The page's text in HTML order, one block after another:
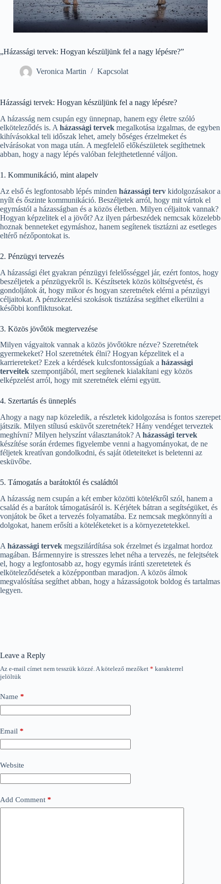
„Házassági tervek: Hogyan készüljünk fel a nagy lépésre?”
Veronica Martin Kapcsolat
Házassági tervek: Hogyan készüljünk fel a nagy lépésre?
A házasság nem csupán egy ünnepnap, hanem egy életre szóló
elköteleződés is. A házassági tervek megalkotása izgalmas, de egyben
kihívásokkal teli időszak lehet, amely bőséges érzelmeket és
elvárásokat von maga után. A megfelelő előkészületek segíthetnek
abban, hogy a nagy lépés valóban felejthetetlenné váljon.
1. Kommunikáció, mint alapelv
Az első és legfontosabb lépés minden házassági terv kidolgozásakor a
nyílt és őszinte kommunikáció. Beszéljetek arról, hogy mit vártok el
egymástól a házasságban és a közös életben. Milyen céljaitok vannak?
Hogyan képzelitek el a jövőt? Az ilyen párbeszédek nemcsak közelebb
hoznak benneteket egymáshoz, hanem segítenek tisztázni az esetleges
eltérő nézőpontokat is.
2. Pénzügyi tervezés
A házassági élet gyakran pénzügyi felelősséggel jár, ezért fontos, hogy
beszéljetek a pénzügyekről is. Készítsetek közös költségvetést, és
gondoljátok át, hogy mikor és hogyan szeretnétek elérni a pénzügyi
céljaitokat. A pénzkezelési szokások tisztázása segíthet elkerülni a
későbbi konfliktusokat.
3. Közös jövőtök megtervezése
Milyen vágyaitok vannak a közös jövőtökre nézve? Szeretnétek
gyermekeket? Hol szeretnétek élni? Hogyan képzelitek el a
karriereteket? Ezek a kérdések kulcsfontosságúak a házassági
terveitek szempontjából, mert segítenek kialakítani egy közös
elképzelést arról, hogy mit szeretnétek elérni együtt.
4. Szertartás és ünneplés
Ahogy a nagy nap közeledik, a részletek kidolgozása is fontos szerepet
játszik. Milyen stílusú esküvőt szeretnétek? Hány vendéget terveztek
meghívni? Milyen helyszínt választanátok? A házassági tervek
készítése során érdemes figyelembe venni a hagyományokat, de ne
féljetek kreatívan gondolkodni, és saját ötleteiteket is beletenni az
esküvőbe.
5. Támogatás a barátoktól és családtól
A házasság nem csupán a két ember közötti kötelékről szól, hanem a
család és a barátok támogatásáról is. Kérjétek bátran a segítségüket, és
vonjátok be őket a tervezés folyamatába. Ez nemcsak megkönnyíti a
dolgokat, hanem erősíti a köteléketeket is a környezetetekkel.
A házassági tervek megszilárdítása sok érzelmet és izgalmat hordoz
magában. Bármennyire is stresszes lehet néha a tervezés, ne felejtsétek
el, hogy a legfontosabb az, hogy egymás iránti szeretetetek és
elköteleződésetek a középpontban maradjon. A közös álmok
megvalósítása segíthet abban, hogy a házasságotok boldog és tartalmas
legyen.
Leave a Reply
Az e-mail címet nem tesszük közzé.A kötelező mezőket * karakterrel
jelöltük
Name *
Email *
Website
Add Comment *